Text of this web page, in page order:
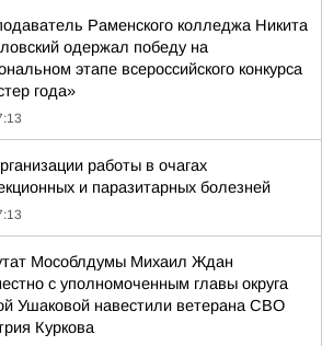
Раменского колледжа Никита
одержал победу на
этапе всероссийского конкурса
года»
работы в очагах
и паразитарных болезней
Мособлдумы Михаил Ждан
с уполномоченным главы округа
Ушаковой навестили ветерана СВО
Куркова